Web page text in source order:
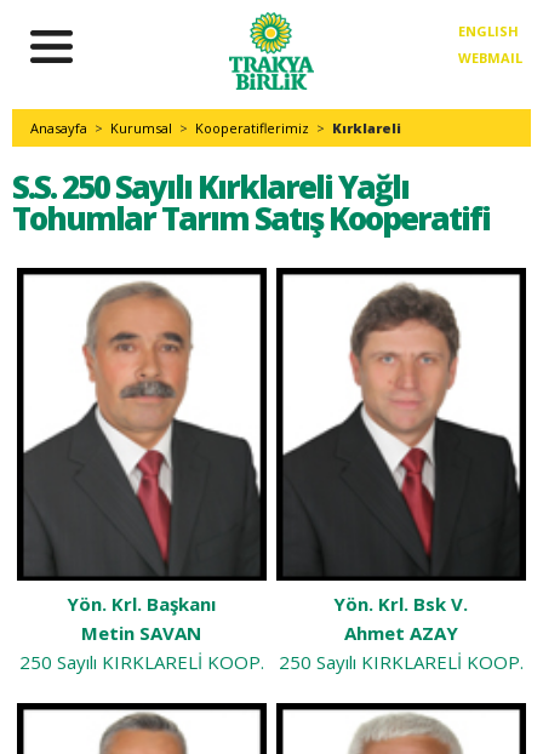
ENGLISH
WEBMAIL
Anasayfa > Kurumsal > Kooperatiflerimiz > Kırklareli
S.S. 250 Sayılı Kırklareli Yağlı
Tohumlar Tarım Satış Kooperatifi
Yön. Krl. Başkanı
Metin SAVAN
250 Sayılı KIRKLARELİ KOOP.
Yön. Krl. Bsk V.
Ahmet AZAY
250 Sayılı KIRKLARELİ KOOP.